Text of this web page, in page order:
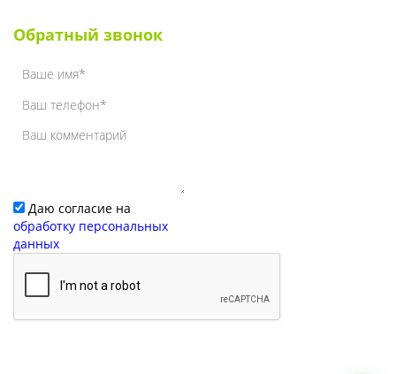
Обратный звонок
Даю согласие на
обработку персональных
данных